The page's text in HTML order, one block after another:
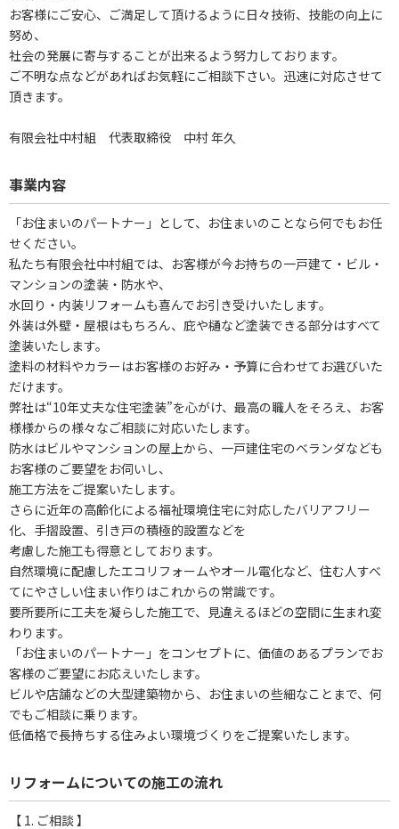
お客様にご安心、ご満足して頂けるように日々技術、技能の向上に
努め、
社会の発展に寄与することが出来るよう努力しております。
ご不明な点などがあればお気軽にご相談下さい。迅速に対応させて
頂きます。
有限会社中村組 代表取締役 中村 年久
事業内容
「お住まいのパートナー」として、お住まいのことなら何でもお任
せください。
私たち有限会社中村組では、お客様が今お持ちの一戸建て・ビル・
マンションの塗装・防水や、
水回り・内装リフォームも喜んでお引き受けいたします。
外装は外壁・屋根はもちろん、庇や樋など塗装できる部分はすべて
塗装いたします。
塗料の材料やカラーはお客様のお好み・予算に合わせてお選びいた
だけます。
弊社は“10年丈夫な住宅塗装”を心がけ、最高の職人をそろえ、お客
様様からの様々なご相談に対応いたします。
防水はビルやマンションの屋上から、一戸建住宅のベランダなども
お客様のご要望をお伺いし、
施工方法をご提案いたします。
さらに近年の高齢化による福祉環境住宅に対応したバリアフリー
化、手摺設置、引き戸の積極的設置などを
考慮した施工も得意としております。
自然環境に配慮したエコリフォームやオール電化など、住む人すべ
てにやさしい住まい作りはこれからの常識です。
要所要所に工夫を凝らした施工で、見違えるほどの空間に生まれ変
わります。
「お住まいのパートナー」をコンセプトに、価値のあるプランでお
客様のご要望にお応えいたします。
ビルや店舗などの大型建築物から、お住まいの些細なことまで、何
でもご相談に乗ります。
低価格で長持ちする住みよい環境づくりをご提案いたします。
リフォームについての施工の流れ
【 1. ご相談 】